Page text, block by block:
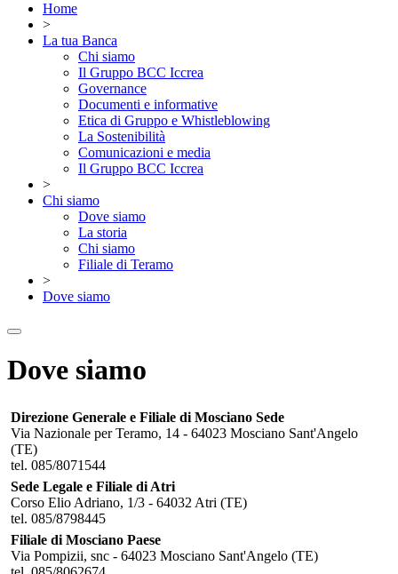
Home
>
La tua Banca
Chi siamo
Il Gruppo BCC Iccrea
Governance
Documenti e informative
Etica di Gruppo e Whistleblowing
La Sostenibilità
Comunicazioni e media
Il Gruppo BCC Iccrea
>
Chi siamo
Dove siamo
La storia
Chi siamo
Filiale di Teramo
>
Dove siamo
Dove siamo
Direzione Generale e Filiale di Mosciano Sede
Via Nazionale per Teramo, 14 - 64023 Mosciano Sant'Angelo
(TE)
tel. 085/8071544
Sede Legale e Filiale di Atri
Corso Elio Adriano, 1/3 - 64032 Atri (TE)
tel. 085/8798445
Filiale di Mosciano Paese
Via Pompizii, snc - 64023 Mosciano Sant'Angelo (TE)